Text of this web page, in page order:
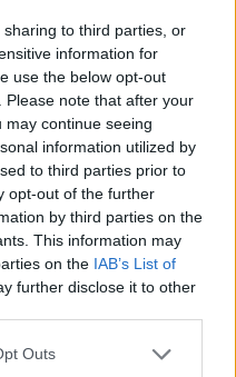
to third parties, or
information for
use the below opt-out
note that after your
continue seeing
information utilized by
to third parties prior to
opt-out of the further
by third parties on the
This information may
on the IAB’s List of
further disclose it to other
Outs
21-én jön a Portfolio
vezető szakértőivel
leginkább foglalkoztató
rali, kik lehetnek a
a részvény-,
és hogyan
változó...
hírarchívumához